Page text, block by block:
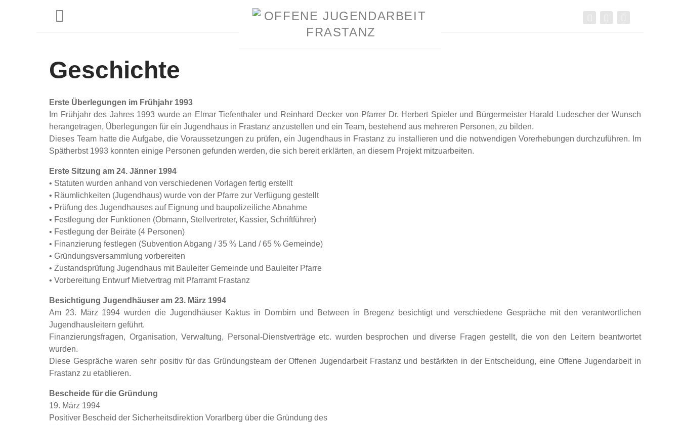
Geschichte
Erste Überlegungen im Frühjahr 1993
Im Frühjahr des Jahres 1993 wurde an Elmar Tiefenthaler und Reinhard Decker von Pfarrer Dr. Herbert Spieler und Bürgermeister Harald Ludescher der Wunsch
herangetragen, Überlegungen für ein Jugendhaus in Frastanz anzustellen und ein Team, bestehend aus mehreren Personen, zu bilden.
Dieses Team hatte die Aufgabe, die Voraussetzungen zu prüfen, ein Jugendhaus in Frastanz zu installieren und die notwendigen Vorerhebungen durchzuführen. Im
Spätherbst 1993 konnten einige Personen gefunden werden, die sich bereit erklärten, an diesem Projekt mitzuarbeiten.
Erste Sitzung am 24. Jänner 1994
• Statuten wurden anhand von verschiedenen Vorlagen fertig erstellt
• Räumlichkeiten (Jugendhaus) wurde von der Pfarre zur Verfügung gestellt
• Prüfung des Jugendhauses auf Eignung und baupolizeiliche Abnahme
• Festlegung der Funktionen (Obmann, Stellvertreter, Kassier, Schriftführer)
• Festlegung der Beiräte (4 Personen)
• Finanzierung festlegen (Subvention Abgang / 35 % Land / 65 % Gemeinde)
• Gründungsversammlung vorbereiten
• Zustandsprüfung Jugendhaus mit Bauleiter Gemeinde und Bauleiter Pfarre
• Vorbereitung Entwurf Mietvertrag mit Pfarramt Frastanz
Besichtigung Jugendhäuser am 23. März 1994
Am 23. März 1994 wurden die Jugendhäuser Kaktus in Dornbirn und Between in Bregenz besichtigt und verschiedene Gespräche mit den verantwortlichen
Jugendhausleitern geführt.
Finanzierungsfragen, Organisation, Verwaltung, Personal-Dienstverträge etc. wurden besprochen und diverse Fragen gestellt, die von den Leitern beantwortet
wurden.
Diese Gespräche waren sehr positiv für das Gründungsteam der Offenen Jugendarbeit Frastanz und bestärkten in der Entscheidung, eine Offene Jugendarbeit in
Frastanz zu etablieren.
Bescheide für die Gründung
19. März 1994
Positiver Bescheid der Sicherheitsdirektion Vorarlberg über die Gründung des